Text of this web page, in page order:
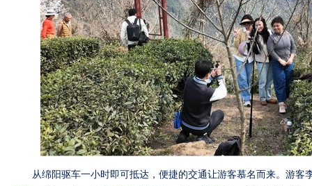
从绵阳驱车一小时即可抵达，便捷的交通让游客慕名而来。游客